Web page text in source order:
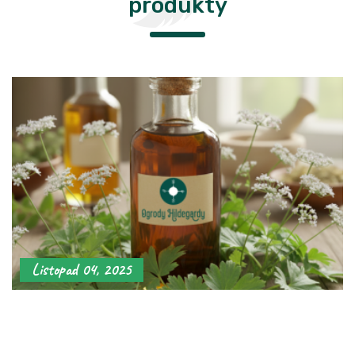
produkty
Listopad 04, 2025